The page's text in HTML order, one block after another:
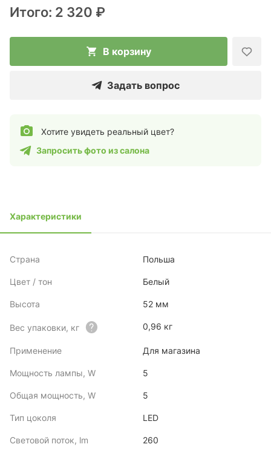
Итого: 2 320 ₽
В корзину
Задать вопрос
Хотите увидеть реальный цвет?
Запросить фото из салона
Характеристики
Страна Польша
Цвет / тон Белый
Высота 52 мм
Вес упаковки, кг 0,96 кг
Применение Для магазина
Мощность лампы, W 5
Общая мощность, W 5
Тип цоколя LED
Световой поток, lm 260